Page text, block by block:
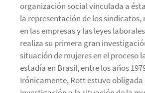
organización social vinculada a
la representación de los
en las empresas y las leyes
realiza su primera gran
situación de mujeres en el proceso
estadía en Brasil, entre los años
Irónicamente, Rott estuvo obligada